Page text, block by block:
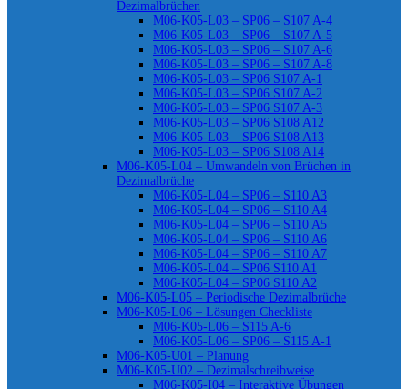
Dezimalbrüchen
M06-K05-L03 – SP06 – S107 A-4
M06-K05-L03 – SP06 – S107 A-5
M06-K05-L03 – SP06 – S107 A-6
M06-K05-L03 – SP06 – S107 A-8
M06-K05-L03 – SP06 S107 A-1
M06-K05-L03 – SP06 S107 A-2
M06-K05-L03 – SP06 S107 A-3
M06-K05-L03 – SP06 S108 A12
M06-K05-L03 – SP06 S108 A13
M06-K05-L03 – SP06 S108 A14
M06-K05-L04 – Umwandeln von Brüchen in
Dezimalbrüche
M06-K05-L04 – SP06 – S110 A3
M06-K05-L04 – SP06 – S110 A4
M06-K05-L04 – SP06 – S110 A5
M06-K05-L04 – SP06 – S110 A6
M06-K05-L04 – SP06 – S110 A7
M06-K05-L04 – SP06 S110 A1
M06-K05-L04 – SP06 S110 A2
M06-K05-L05 – Periodische Dezimalbrüche
M06-K05-L06 – Lösungen Checkliste
M06-K05-L06 – S115 A-6
M06-K05-L06 – SP06 – S115 A-1
M06-K05-U01 – Planung
M06-K05-U02 – Dezimalschreibweise
M06-K05-I04 – Interaktive Übungen